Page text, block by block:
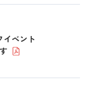
ベント